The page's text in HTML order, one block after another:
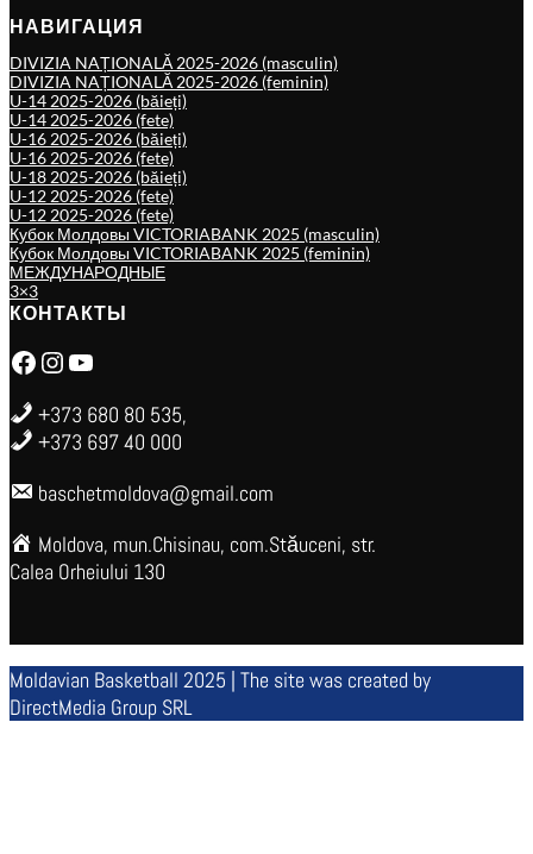
НАВИГАЦИЯ
DIVIZIA NAȚIONALĂ 2025-2026 (masculin)
DIVIZIA NAȚIONALĂ 2025-2026 (feminin)
U-14 2025-2026 (băieți)
U-14 2025-2026 (fete)
U-16 2025-2026 (băieți)
U-16 2025-2026 (fete)
U-18 2025-2026 (băieți)
U-12 2025-2026 (fete)
U-12 2025-2026 (fete)
Кубок Молдовы VICTORIABANK 2025 (masculin)
Кубок Молдовы VICTORIABANK 2025 (feminin)
МЕЖДУНАРОДНЫЕ
3×3
КОНТАКТЫ
Facebook Instagram YouTube
+373 680 80 535,
+373 697 40 000
baschetmoldova@gmail.com
Moldova, mun.Chisinau, com.Stăuceni, str.
Calea Orheiului 130
Moldavian Basketball 2025 | The site was created by
DirectMedia Group SRL